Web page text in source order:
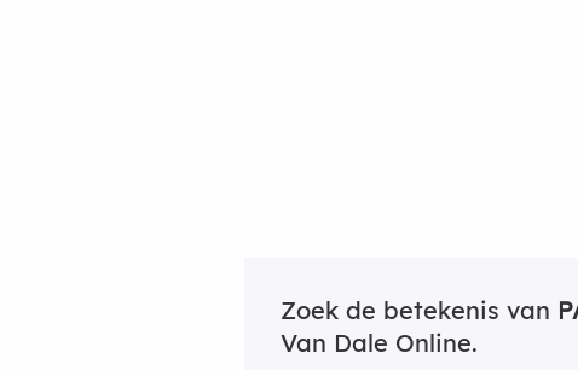
Zoek de betekenis van
Van Dale Online.